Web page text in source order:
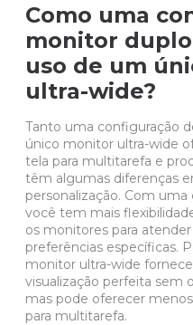
Como uma
monitor
uso de um
ultra-wide?
Tanto uma configuração
único monitor ultra-wide
tela para multitarefa e
têm algumas diferenças
personalização. Com
você tem mais
os monitores para
preferências específicas.
monitor ultra-wide
visualização perfeita sem
mas pode oferecer
para multitarefa.